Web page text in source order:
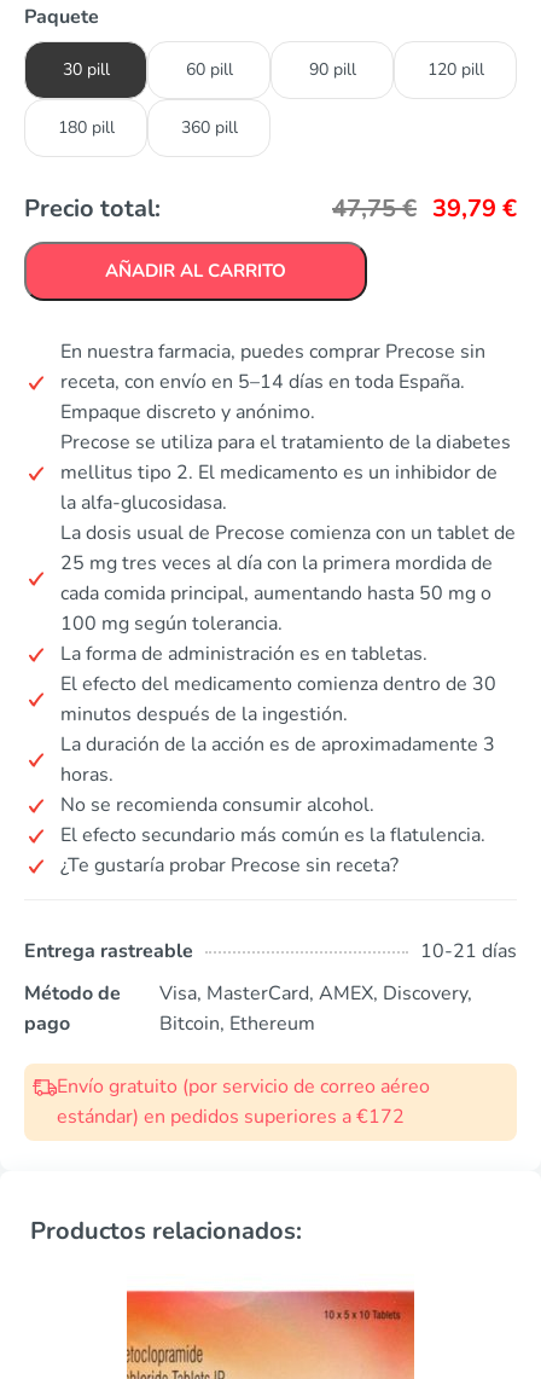
Paquete
30 pill 60 pill 90 pill 120 pill
180 pill 360 pill
Precio total: 47,75€ 39,79 €
AÑADIR AL CARRITO
En nuestra farmacia, puedes comprar Precose sin
receta, con envío en 5–14 días en toda España.
Empaque discreto y anónimo.
Precose se utiliza para el tratamiento de la diabetes
mellitus tipo 2. El medicamento es un inhibidor de
la alfa-glucosidasa.
La dosis usual de Precose comienza con un tablet de
25 mg tres veces al día con la primera mordida de
cada comida principal, aumentando hasta 50 mg o
100 mg según tolerancia.
La forma de administración es en tabletas.
El efecto del medicamento comienza dentro de 30
minutos después de la ingestión.
La duración de la acción es de aproximadamente 3
horas.
No se recomienda consumir alcohol.
El efecto secundario más común es la flatulencia.
¿Te gustaría probar Precose sin receta?
Entrega rastreable
10-21 días
Método de
pago
Visa, MasterCard, AMEX, Discovery,
Bitcoin, Ethereum
Envío gratuito (por servicio de correo aéreo
estándar) en pedidos superiores a €172
Productos relacionados: